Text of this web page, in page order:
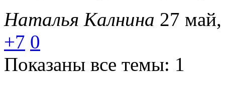
Наталья Калнина 27
+7 0
Показаны все темы: 1